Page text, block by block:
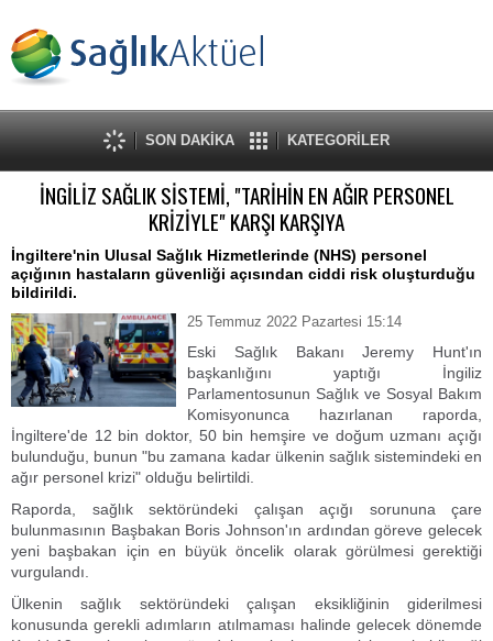
SON DAKİKA KATEGORİLER
İNGİLİZ SAĞLIK SİSTEMİ, "TARİHİN EN AĞIR PERSONEL
KRİZİYLE" KARŞI KARŞIYA
İngiltere'nin Ulusal Sağlık Hizmetlerinde (NHS) personel
açığının hastaların güvenliği açısından ciddi risk oluşturduğu
bildirildi.
25 Temmuz 2022 Pazartesi 15:14
Eski Sağlık Bakanı Jeremy Hunt'ın
başkanlığını yaptığı İngiliz
Parlamentosunun Sağlık ve Sosyal Bakım
Komisyonunca hazırlanan raporda,
İngiltere'de 12 bin doktor, 50 bin hemşire ve doğum uzmanı açığı
bulunduğu, bunun "bu zamana kadar ülkenin sağlık sistemindeki en
ağır personel krizi" olduğu belirtildi.
Raporda, sağlık sektöründeki çalışan açığı sorununa çare
bulunmasının Başbakan Boris Johnson'ın ardından göreve gelecek
yeni başbakan için en büyük öncelik olarak görülmesi gerektiği
vurgulandı.
Ülkenin sağlık sektöründeki çalışan eksikliğinin giderilmesi
konusunda gerekli adımların atılmaması halinde gelecek dönemde